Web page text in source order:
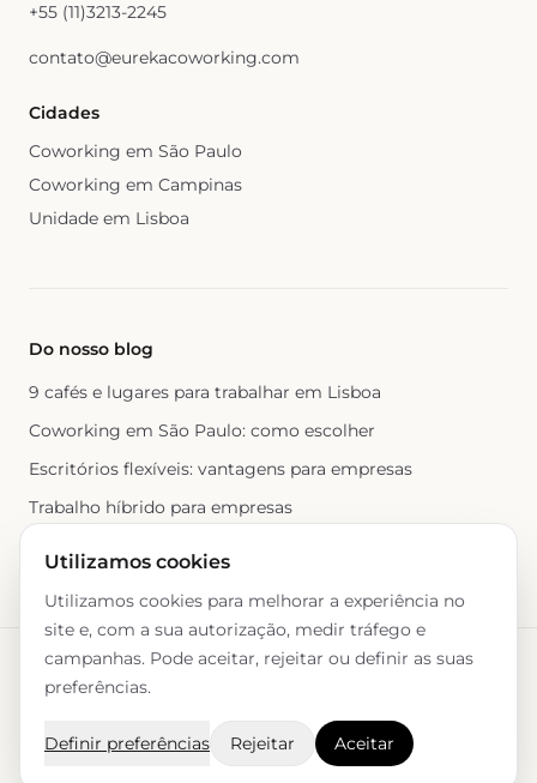
+55 (11)3213-2245
contato@eurekacoworking.com
Cidades
Coworking em São Paulo
Coworking em Campinas
Unidade em Lisboa
Do nosso blog
9 cafés e lugares para trabalhar em Lisboa
Coworking em São Paulo: como escolher
Escritórios flexíveis: vantagens para empresas
Trabalho híbrido para empresas
Ver blog completo →
© 2026 Eureka Coworking. Todos os direitos reservados.
PrivacidadeImprensa
Utilizamos cookies
Utilizamos cookies para melhorar a experiência no
site e, com a sua autorização, medir tráfego e
campanhas. Pode aceitar, rejeitar ou definir as suas
preferências.
Definir preferências Rejeitar Aceitar